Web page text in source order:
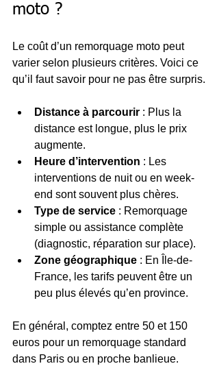
moto ?
Le coût d’un remorquage moto peut
varier selon plusieurs critères. Voici ce
qu’il faut savoir pour ne pas être surpris.
Distance à parcourir : Plus la
distance est longue, plus le prix
augmente.
Heure d’intervention : Les
interventions de nuit ou en week-
end sont souvent plus chères.
Type de service : Remorquage
simple ou assistance complète
(diagnostic, réparation sur place).
Zone géographique : En Île-de-
France, les tarifs peuvent être un
peu plus élevés qu’en province.
En général, comptez entre 50 et 150
euros pour un remorquage standard
dans Paris ou en proche banlieue.